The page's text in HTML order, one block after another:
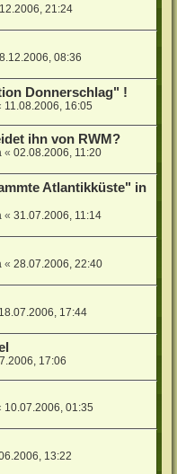
21:24
08:36
Donnerschlag" !
11.08.2006, 16:05
ihn von RWM?
«02.08.2006, 11:20
Atlantikküste" in
«31.07.2006, 11:14
«28.07.2006, 22:40
18.07.2006, 17:44
17:06
10.07.2006, 01:35
13:22